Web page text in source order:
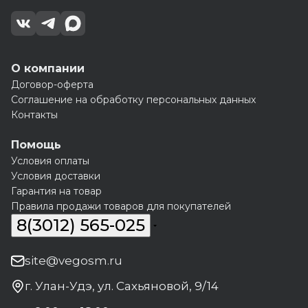
О компании
Договор-оферта
Соглашение на обработку персональных данных
Контакты
Помощь
Условия оплаты
Условия доставки
Гарантия на товар
Правила продажи товаров для покупателей
8(3012) 565-025
site@vegosm.ru
г. Улан-Удэ, ул. Сахьяновой, 9/14